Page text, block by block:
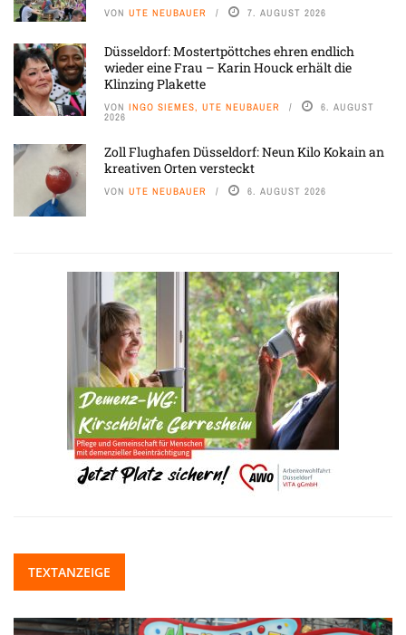
VON UTE NEUBAUER 7. AUGUST 2026
Düsseldorf: Mostertpöttches ehren endlich
wieder eine Frau – Karin Houck erhält die
Klinzing Plakette
VON INGO SIEMES, UTE NEUBAUER 6. AUGUST
2026
Zoll Flughafen Düsseldorf: Neun Kilo Kokain an
kreativen Orten versteckt
VON UTE NEUBAUER 6. AUGUST 2026
TEXTANZEIGE